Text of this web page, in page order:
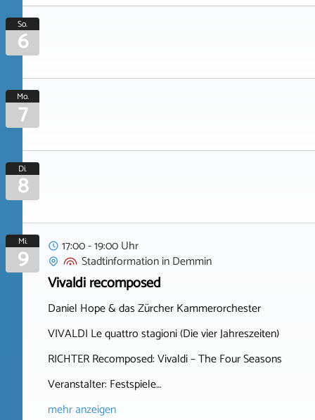
So.
6
Mo.
7
Di.
8
Mi.
9
17:00 - 19:00 Uhr
StadtinformationinDemmin
Vivaldi recomposed
Daniel Hope & das Zürcher Kammerorchester
VIVALDI Le quattro stagioni (Die vier Jahreszeiten)
RICHTER Recomposed: Vivaldi – The Four Seasons
Veranstalter: Festspiele…
mehr anzeigen